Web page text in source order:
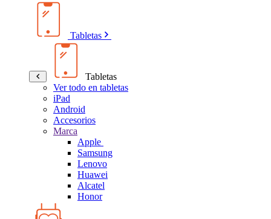
Tabletas
Tabletas
Ver todo en tabletas
iPad
Android
Accesorios
Marca
Apple
Samsung
Lenovo
Huawei
Alcatel
Honor